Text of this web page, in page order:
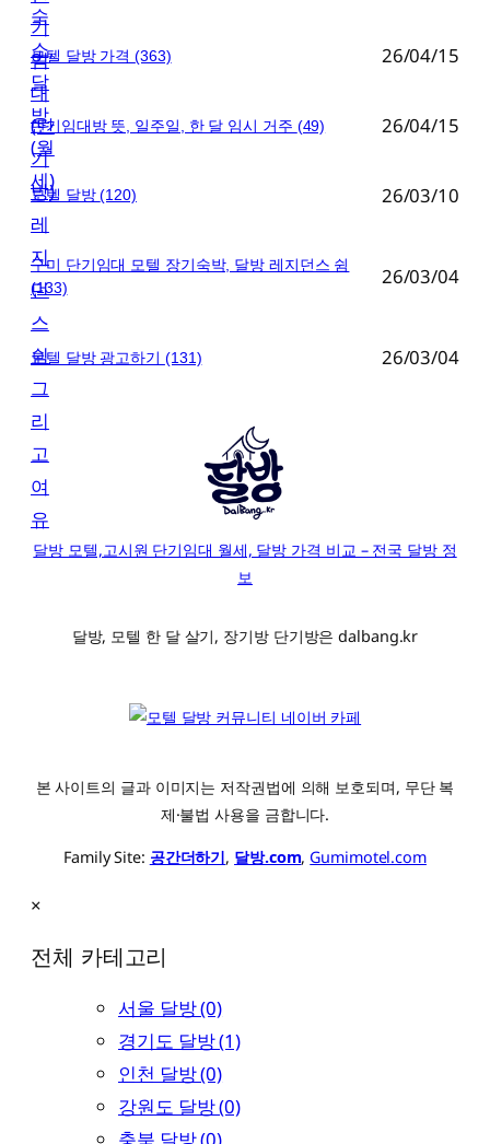
모텔 달방 가격(363) 26/04/15
단기임대방 뜻, 일주일, 한 달 임시 거주 (49) 26/04/15
모텔 달방(120) 26/03/10
구미 단기임대 모텔 장기숙박, 달방 레지던스 쉼
(133)
26/03/04
모텔 달방 광고하기 (131) 26/03/04
달방 모텔,고시원 단기임대 월세, 달방 가격 비교 – 전국 달방 정
보
달방, 모텔 한 달 살기, 장기방 단기방은 dalbang.kr
본 사이트의 글과 이미지는 저작권법에 의해 보호되며, 무단 복
제·불법 사용을 금합니다.
Family Site: 공간더하기, 달방.com, Gumimotel.com
×
전체 카테고리
서울 달방 (0)
경기도 달방 (1)
인천 달방 (0)
강원도 달방 (0)
충북 달방 (0)